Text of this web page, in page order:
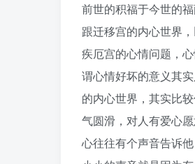
前世的积福于今世的
跟迁移宫的内心世界
疾厄宫的心情问题，
谓心情好坏的意义其
的内心世界，其实比
气圆滑，对人有爱心
心往往有个声音告诉